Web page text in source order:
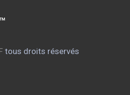
tous droits réservés